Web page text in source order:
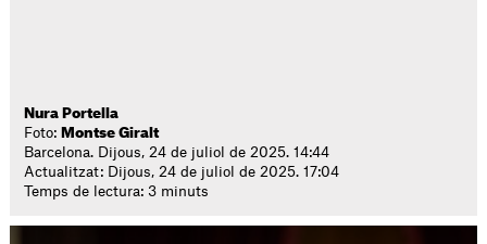
Nura Portella
Foto: Montse Giralt
Barcelona. Dijous, 24 de juliol de 2025. 14:44
Actualitzat: Dijous, 24 de juliol de 2025. 17:04
Temps de lectura: 3 minuts